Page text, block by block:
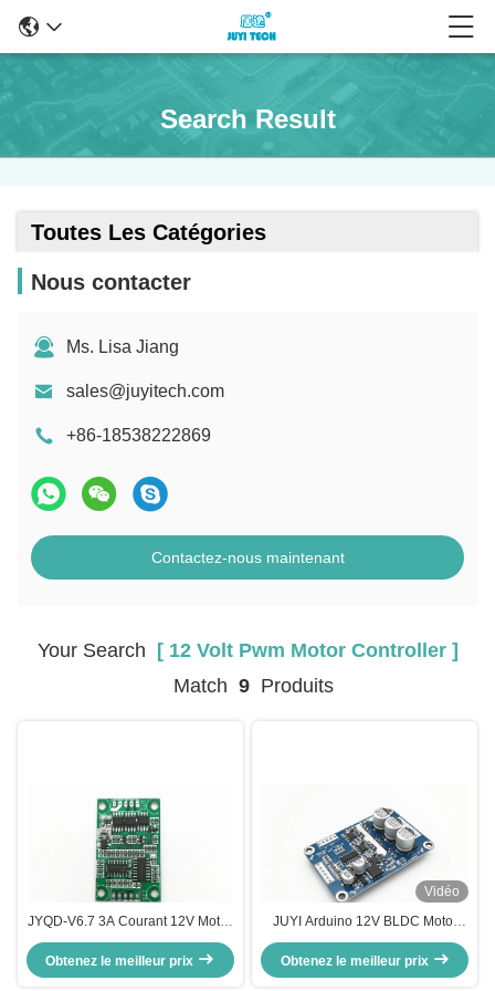
Search Result
Toutes Les Catégories
Nous contacter
Ms. Lisa Jiang
sales@juyitech.com
+86-18538222869
Contactez-nous maintenant
Your Search [ 12 Volt Pwm Motor Controller ]
Match 9Produits
JYQD-V6.7 3A Courant 12V Motor
Driver Board Motor Controller
Contrôle PWM pour le moteur
BLDC sans capteur
Obtenez le meilleur prix
Vidéo
JUYI Arduino 12V BLDC Motor
Driver Speed Control Pulse Signal
Output Cycle de fonctionnement
0-100% Contrôleur du moteur
Obtenez le meilleur prix